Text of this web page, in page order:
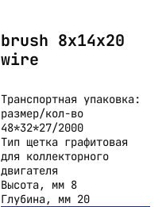
brush 8x14x20
wire
Транспортная упаковка:
размер/кол-во
48*32*27/2000
Тип щетка графитовая
для коллекторного
двигателя
Высота, мм 8
Глубина, мм 20